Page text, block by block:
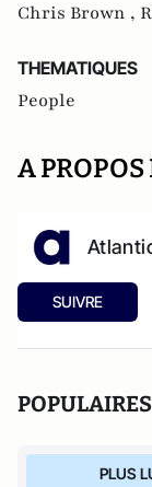
Chris Brown ,
THEMATIQUES
People
A
SUIVRE
POPULAIRES
PLUS